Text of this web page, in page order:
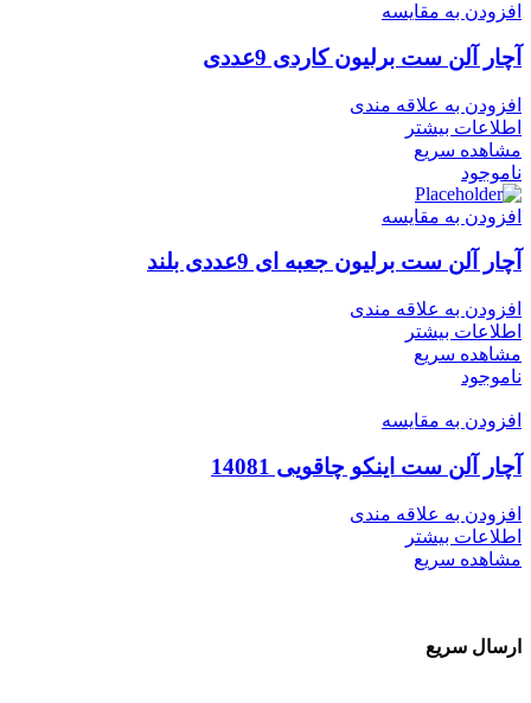
افزودن به مقایسه
آچار آلن ست برلیون کاردی 9عددی
افزودن به علاقه مندی
اطلاعات بیشتر
مشاهده سریع
ناموجود
افزودن به مقایسه
آچار آلن ست برلیون جعبه ای 9عددی بلند
افزودن به علاقه مندی
اطلاعات بیشتر
مشاهده سریع
ناموجود
افزودن به مقایسه
آچار آلن ست اینکو چاقویی 14081
افزودن به علاقه مندی
اطلاعات بیشتر
مشاهده سریع
ارسال سریع